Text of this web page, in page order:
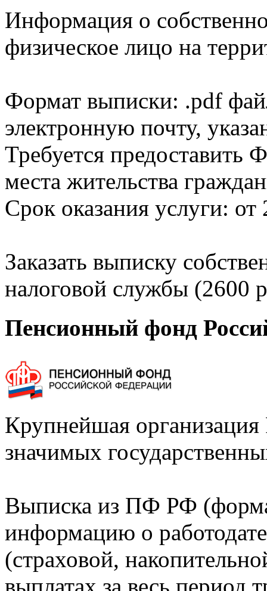
Информация о
физическое лицо на
Формат выписки: .pdf
электронную почту,
Требуется
места жительства
Срок оказания услуги: от
Заказать выписку
налоговой службы (2600
Пенсионный фонд
Крупнейшая
значимых
Выписка из ПФ РФ
информацию о
(страховой,
выплатах за весь период